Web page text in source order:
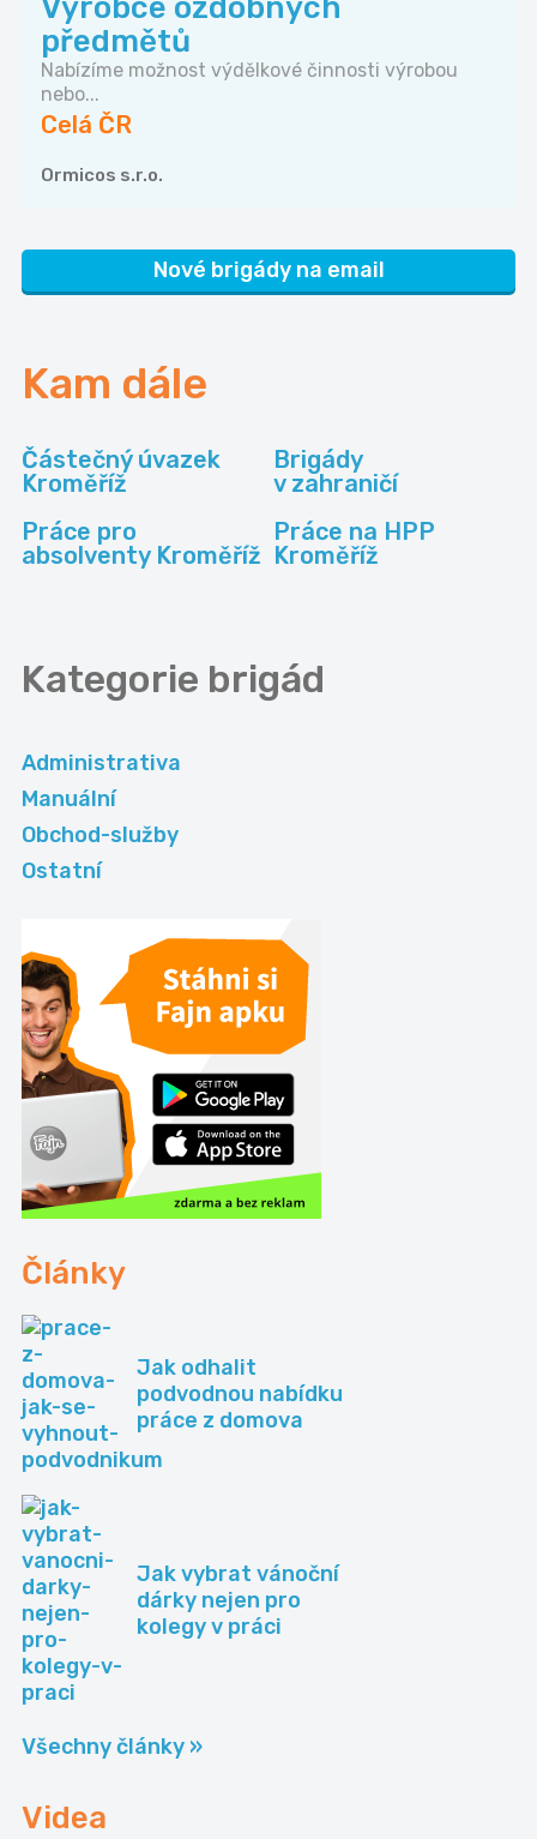
Výrobce ozdobných
předmětů
Nabízíme možnost výdělkové činnosti výrobou
nebo...
Celá ČR
Ormicos s.r.o.
Nové brigády na email
Kam dále
Částečný úvazek
Kroměříž
Brigády
v zahraničí
Práce pro
absolventy Kroměříž
Práce na HPP
Kroměříž
Kategorie brigád
Administrativa
Manuální
Obchod-služby
Ostatní
Články
Jak odhalit
podvodnou nabídku
práce z domova
Jak vybrat vánoční
dárky nejen pro
kolegy v práci
Všechny články »
Videa